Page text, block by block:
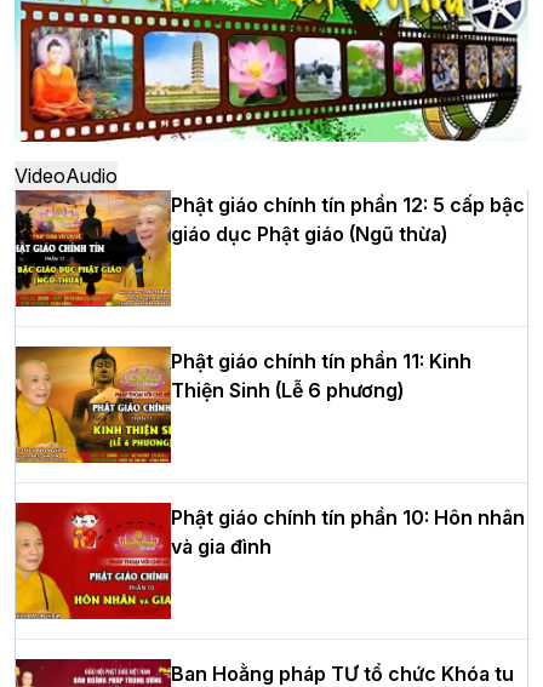
Hà Nội: Ngày tu học cuối cùng khép lại
khóa sinh hoạt Phật pháp mùa hè lần
thứ XIV tại chùa Bằng
Học yêu thương trong ngày tu tập thứ
tư của Khóa sinh hoạt Phật pháp mùa
hè tại chùa Bằng
HT.Thích Thọ Lạc được suy cử làm tân
Trưởng BTS GHPGVN tỉnh Nghệ An
Hòa thượng Thích Quảng Tùng tái đắc
cử Trưởng BTS GHPGVN thành phố Hải
Phòng nhiệm kỳ 2026 – 2031
VideoAudio
Phật giáo chính tín phần 12: 5 cấp bậc
giáo dục Phật giáo (Ngũ thừa)
Phật giáo chính tín phần 11: Kinh
Thiện Sinh (Lễ 6 phương)
Phật giáo chính tín phần 10: Hôn nhân
và gia đình
Ban Hoằng pháp TƯ tổ chức Khóa tu